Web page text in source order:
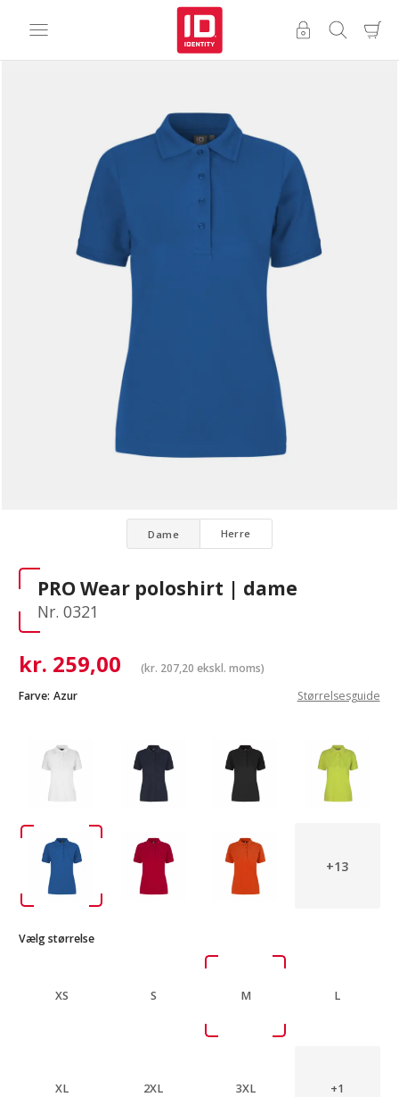
Dame Herre
PRO Wear poloshirt | dame
Nr. 0321
kr. 259,00 (kr. 207,20 ekskl. moms)
Farve: Azur Størrelsesguide
+13
Vælg størrelse
XS S M L
XL 2XL 3XL +1